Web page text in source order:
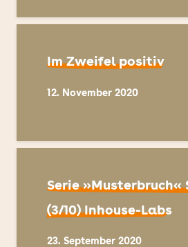
Im Zweifel positiv
12. November 2020
Serie »Musterbruch«
(3/10) Inhouse-Labs
23. September 2020